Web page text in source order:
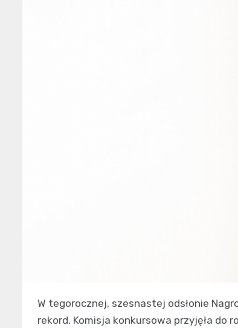
W tegorocznej, szesnastej odsłonie
rekord. Komisja konkursowa przyjęła do